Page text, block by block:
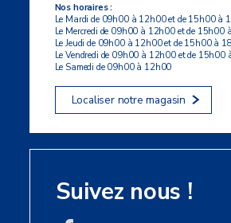
Nos horaires :
Le Mardi de 09h00 à 12h00 et de 15h00 à
Le Mercredi de 09h00 à 12h00 et de 15h00
Le Jeudi de 09h00 à 12h00 et de 15h00 à
Le Vendredi de 09h00 à 12h00 et de 15h00
Le Samedi de 09h00 à 12h00
Localiser notre magasin
Suivez nous !